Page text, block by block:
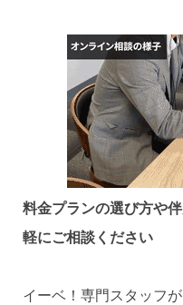
料金プランの選び方や
軽にご相談ください
イーベ！専門スタッフ